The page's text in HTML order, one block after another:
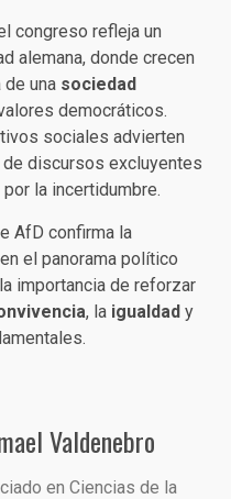
congreso refleja un
alemana, donde crecen
una sociedad
democráticos.
sociales advierten
discursos excluyentes
la incertidumbre.
AfD confirma la
el panorama político
importancia de reforzar
, la igualdad y
Valdenebro
en Ciencias de la